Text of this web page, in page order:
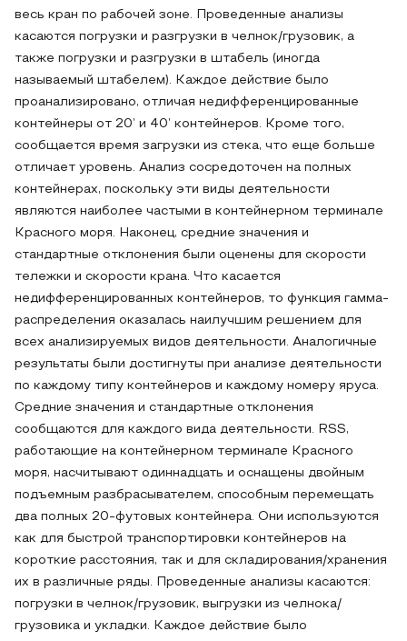
весь кран по рабочей зоне. Проведенные анализы
касаются погрузки и разгрузки в челнок/грузовик, а
также погрузки и разгрузки в штабель (иногда
называемый штабелем). Каждое действие было
проанализировано, отличая недифференцированные
контейнеры от 20’ и 40’ контейнеров. Кроме того,
сообщается время загрузки из стека, что еще больше
отличает уровень. Анализ сосредоточен на полных
контейнерах, поскольку эти виды деятельности
являются наиболее частыми в контейнерном терминале
Красного моря. Наконец, средние значения и
стандартные отклонения были оценены для скорости
тележки и скорости крана. Что касается
недифференцированных контейнеров, то функция гамма-
распределения оказалась наилучшим решением для
всех анализируемых видов деятельности. Аналогичные
результаты были достигнуты при анализе деятельности
по каждому типу контейнеров и каждому номеру яруса.
Средние значения и стандартные отклонения
сообщаются для каждого вида деятельности. RSS,
работающие на контейнерном терминале Красного
моря, насчитывают одиннадцать и оснащены двойным
подъемным разбрасывателем, способным перемещать
два полных 20-футовых контейнера. Они используются
как для быстрой транспортировки контейнеров на
короткие расстояния, так и для складирования/хранения
их в различные ряды. Проведенные анализы касаются:
погрузки в челнок/грузовик, выгрузки из челнока/
грузовика и укладки. Каждое действие было